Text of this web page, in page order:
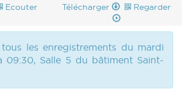
Ecouter Télécharger Regarder
les enregistrements du mardi
09:30, Salle 5 du bâtiment Saint-